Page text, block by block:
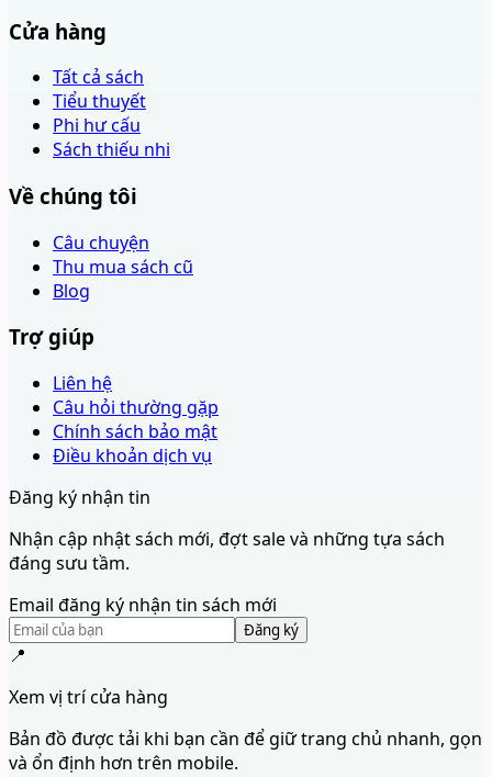
Cửa hàng
Tất cả sách
Tiểu thuyết
Phi hư cấu
Sách thiếu nhi
Về chúng tôi
Câu chuyện
Thu mua sách cũ
Blog
Trợ giúp
Liên hệ
Câu hỏi thường gặp
Chính sách bảo mật
Điều khoản dịch vụ
Đăng ký nhận tin
Nhận cập nhật sách mới, đợt sale và những tựa sách
đáng sưu tầm.
Email đăng ký nhận tin sách mới
Đăng ký
📍
Xem vị trí cửa hàng
Bản đồ được tải khi bạn cần để giữ trang chủ nhanh, gọn
và ổn định hơn trên mobile.